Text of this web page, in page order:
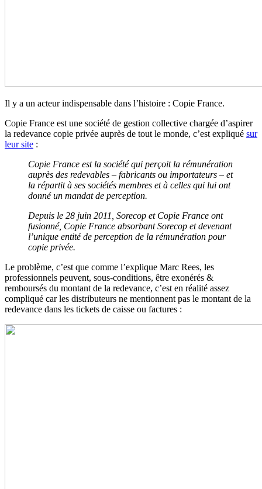
Il y a un acteur indispensable dans l’histoire : Copie France.
Copie France est une société de gestion collective chargée d’aspirer
la redevance copie privée auprès de tout le monde, c’est expliqué sur
leur site :
Copie France est la société qui perçoit la rémunération
auprès des redevables – fabricants ou importateurs – et
la répartit à ses sociétés membres et à celles qui lui ont
donné un mandat de perception.
Depuis le 28 juin 2011, Sorecop et Copie France ont
fusionné, Copie France absorbant Sorecop et devenant
l’unique entité de perception de la rémunération pour
copie privée.
Le problème, c’est que comme l’explique Marc Rees, les
professionnels peuvent, sous-conditions, être exonérés &
remboursés du montant de la redevance, c’est en réalité assez
compliqué car les distributeurs ne mentionnent pas le montant de la
redevance dans les tickets de caisse ou factures :